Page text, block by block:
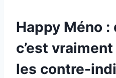
Happy Méno :
c’est
les contre-